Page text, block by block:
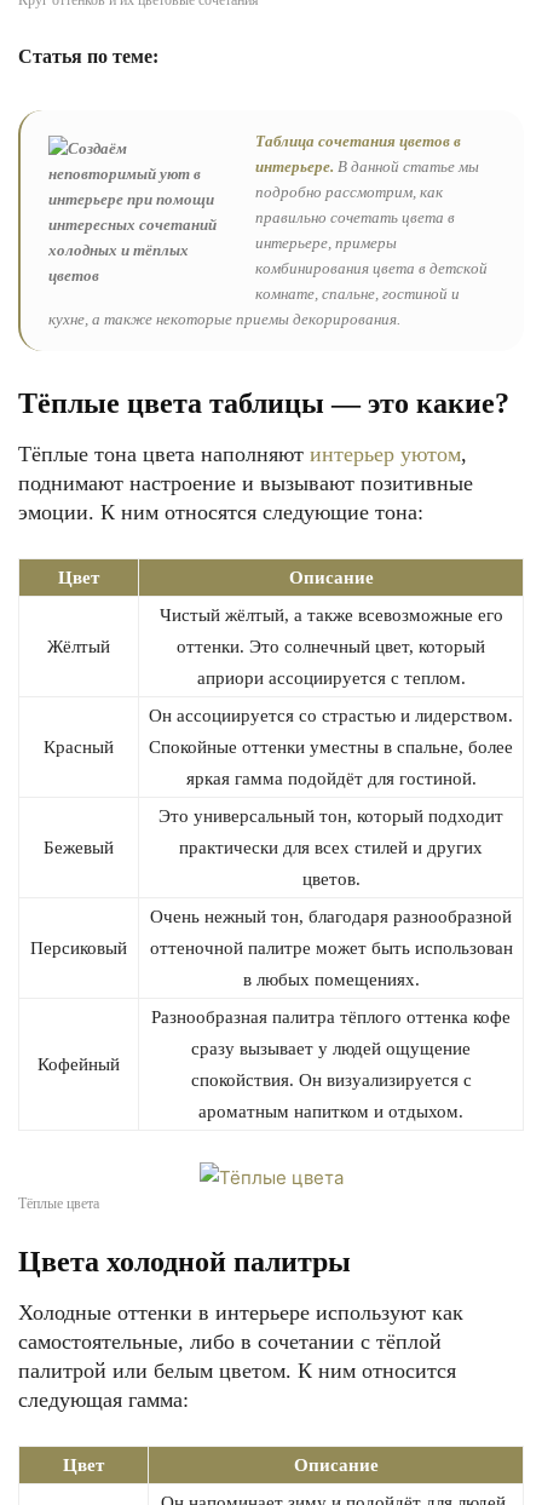
Статья по теме:
Таблица сочетания цветов в
интерьере. В данной статье мы
подробно рассмотрим, как
правильно сочетать цвета в
интерьере, примеры
комбинирования цвета в детской
комнате, спальне, гостиной и
кухне, а также некоторые приемы декорирования.
Тёплые цвета таблицы — это какие?
Тёплые тона цвета наполняют интерьер уютом,
поднимают настроение и вызывают позитивные
эмоции. К ним относятся следующие тона:
Цвет Описание
Жёлтый
Чистый жёлтый, а также всевозможные его
оттенки. Это солнечный цвет, который
априори ассоциируется с теплом.
Красный
Он ассоциируется со страстью и лидерством.
Спокойные оттенки уместны в спальне, более
яркая гамма подойдёт для гостиной.
Бежевый
Это универсальный тон, который подходит
практически для всех стилей и других
цветов.
Персиковый
Очень нежный тон, благодаря разнообразной
оттеночной палитре может быть использован
в любых помещениях.
Кофейный
Разнообразная палитра тёплого оттенка кофе
сразу вызывает у людей ощущение
спокойствия. Он визуализируется с
ароматным напитком и отдыхом.
Тёплые цвета
Цвета холодной палитры
Холодные оттенки в интерьере используют как
самостоятельные, либо в сочетании с тёплой
палитрой или белым цветом. К ним относится
следующая гамма:
Цвет
Описание